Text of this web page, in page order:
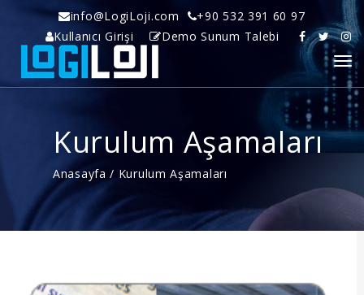
info@LogiLoji.com
+90 532 391 60 97
Kullanıcı Girişi
Demo Sunum Talebi
Kurulum Aşamaları
Anasayfa / Kurulum Aşamaları